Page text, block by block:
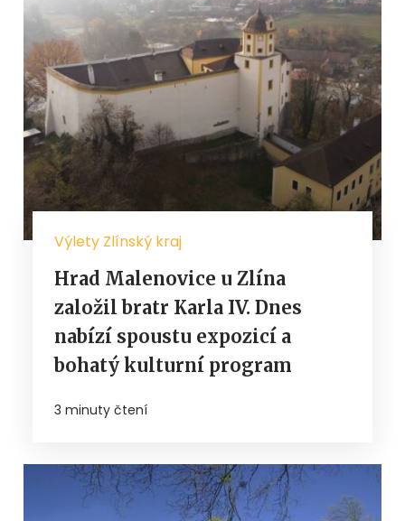
Výlety Zlínský kraj
Hrad Malenovice u Zlína
založil bratr Karla IV. Dnes
nabízí spoustu expozicí a
bohatý kulturní program
3 minuty čtení